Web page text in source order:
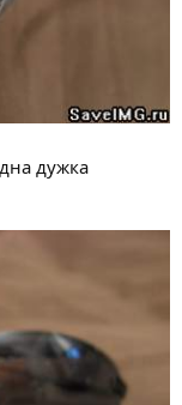
дужка